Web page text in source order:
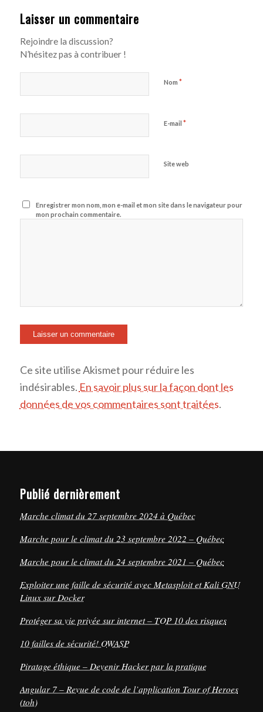
Laisser un commentaire
Rejoindre la discussion?
N’hésitez pas à contribuer !
Nom *
E-mail *
Site web
Enregistrer mon nom, mon e-mail et mon site dans le navigateur pour
mon prochain commentaire.
Ce site utilise Akismet pour réduire les
indésirables. En savoir plus sur la façon dont les
données de vos commentaires sont traitées.
Publié dernièrement
Marche climat du 27 septembre 2024 à Québec
Marche pour le climat du 23 septembre 2022 – Québec
Marche pour le climat du 24 septembre 2021 – Québec
Exploiter une faille de sécurité avec Metasploit et Kali GNU
Linux sur Docker
Protéger sa vie privée sur internet – TOP 10 des risques
10 failles de sécurité! OWASP
Piratage éthique – Devenir Hacker par la pratique
Angular 7 – Revue de code de l’application Tour of Heroes
(toh)